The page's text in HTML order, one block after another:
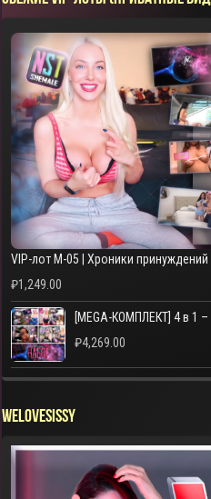
VIP-лот M-05 | Хроники
₽1,249.00
[MEGA-КОМПЛЕКТ] 4 в 1
₽4,269.00
WELOVESISSY